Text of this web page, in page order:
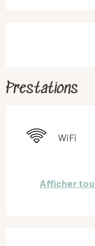
Prestations
WiFi
Afficher